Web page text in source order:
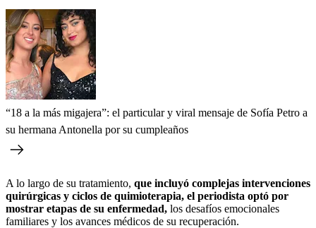
“18 a la más migajera”: el particular y viral mensaje de Sofía Petro a
su hermana Antonella por su cumpleaños
A lo largo de su tratamiento, que incluyó complejas intervenciones
quirúrgicas y ciclos de quimioterapia, el periodista optó por
mostrar etapas de su enfermedad, los desafíos emocionales
familiares y los avances médicos de su recuperación.